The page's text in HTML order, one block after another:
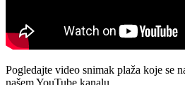
Pogledajte video snimak plaža koje se
našem YouTube kanalu.